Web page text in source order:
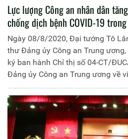
Lực lượng Công an nhân dân
chống dịch bệnh COVID-19
Ngày 08/8/2020, Đại tướng Tô
thư Đảng ủy Công an Trung
ký ban hành Chỉ thị số 04-CT/
Đảng ủy Công an Trung ương về
phòng, chống dịch bệnh COVID-